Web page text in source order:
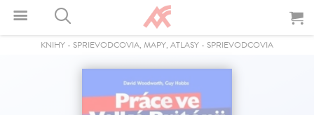
KNIHY - SPRIEVODCOVIA, MAPY, ATLASY - SPRIEVODCOVIA